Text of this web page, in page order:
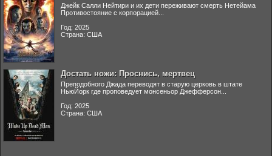
Джейк Салли Нейтири и их дети переживают смерть Нетейама
Противостояние с корпорацией...
Год: 2025
Страна: США
Достать ножи: Проснись, мертвец
Преподобного Джада переводят в старую церковь в штате
НьюЙорк где проповедует монсеньор Джефферсон...
Год: 2025
Страна: США